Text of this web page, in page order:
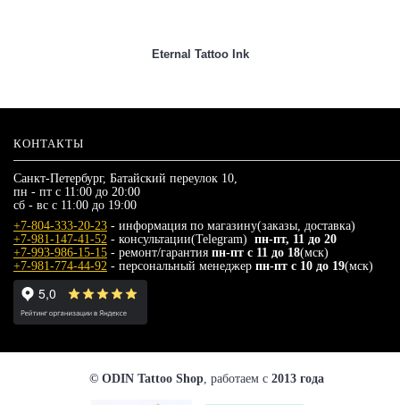
Eternal Tattoo Ink
КОНТАКТЫ
Санкт-Петербург, Батайский переулок 10,
пн - пт с 11:00 до 20:00
сб - вс с 11:00 до 19:00
+7-804-333-20-23 - информация по магазину(заказы, доставка)
+7-981-147-41-52 - консультации(Telegram) пн-пт, 11 до 20
+7-993-986-15-15 - ремонт/гарантия пн-пт с 11 до 18(мск)
+7-981-774-44-92 - персональный менеджер пн-пт с 10 до 19(мск)
© ODIN Tattoo Shop, работаем с 2013 года